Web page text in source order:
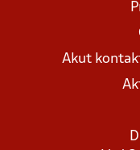
Akut